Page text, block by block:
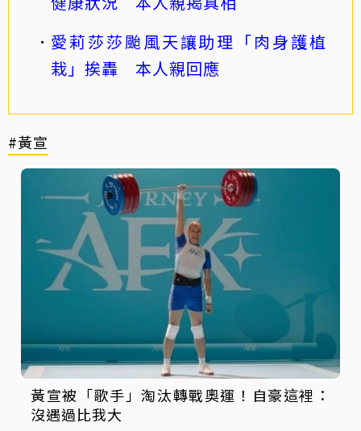
愛莉莎莎颱風天讓助理「肉身護植
栽」挨轟 本人親回應
#黃宣
黃宣被「歌手」淘汰轉戰奧運！自豪這裡：
沒遇過比我大